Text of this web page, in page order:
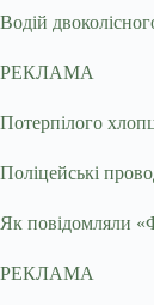
Водій
РЕКЛАМА
Потерпілого
Поліцейські
Як повідомляли
РЕКЛАМА